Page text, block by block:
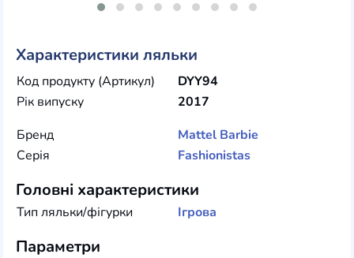
Характеристики ляльки
Код продукту (Артикул)
DYY94
Рік випуску
2017
Бренд
Mattel Barbie
Серія
Fashionistas
Головні характеристики
Тип ляльки/фігурки Ігрова
Параметри